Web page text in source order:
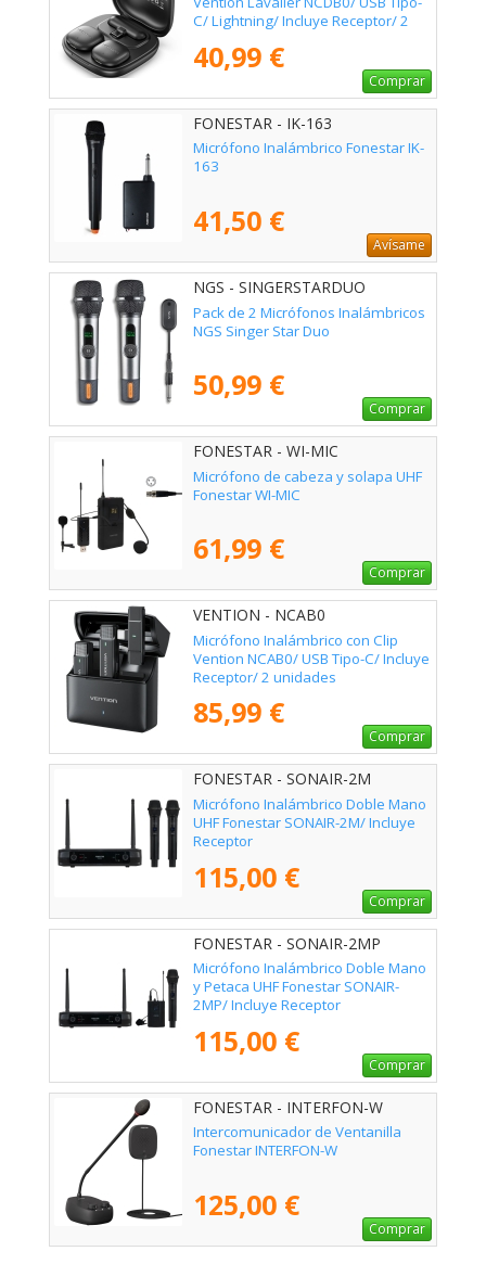
C/ Lightning/ Incluye Receptor/ 2
40,99 €
Comprar
FONESTAR - IK-163
Micrófono Inalámbrico Fonestar IK-
163
41,50 €
Avísame
NGS - SINGERSTARDUO
Pack de 2 Micrófonos Inalámbricos
NGS Singer Star Duo
50,99 €
Comprar
FONESTAR - WI-MIC
Micrófono de cabeza y solapa UHF
Fonestar WI-MIC
61,99 €
Comprar
VENTION - NCAB0
Micrófono Inalámbrico con Clip
Vention NCAB0/ USB Tipo-C/ Incluye
Receptor/ 2 unidades
85,99 €
Comprar
FONESTAR - SONAIR-2M
Micrófono Inalámbrico Doble Mano
UHF Fonestar SONAIR-2M/ Incluye
Receptor
115,00 €
Comprar
FONESTAR - SONAIR-2MP
Micrófono Inalámbrico Doble Mano
y Petaca UHF Fonestar SONAIR-
2MP/ Incluye Receptor
115,00 €
Comprar
FONESTAR - INTERFON-W
Intercomunicador de Ventanilla
Fonestar INTERFON-W
125,00 €
Comprar